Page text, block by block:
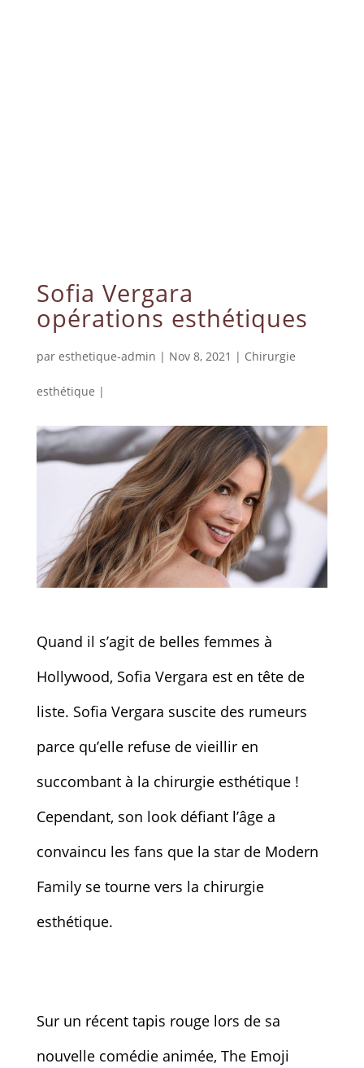
Sofia Vergara
opérations esthétiques
par esthetique-admin | Nov 8, 2021 | Chirurgie
esthétique |
Quand il s’agit de belles femmes à
Hollywood, Sofia Vergara est en tête de
liste. Sofia Vergara suscite des rumeurs
parce qu’elle refuse de vieillir en
succombant à la chirurgie esthétique !
Cependant, son look défiant l’âge a
convaincu les fans que la star de Modern
Family se tourne vers la chirurgie
esthétique.
Sur un récent tapis rouge lors de sa
nouvelle comédie animée, The Emoji